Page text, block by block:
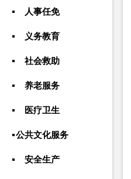
人事任免
义务教育
社会救助
养老服务
医疗卫生
公共文化服务
安全生产